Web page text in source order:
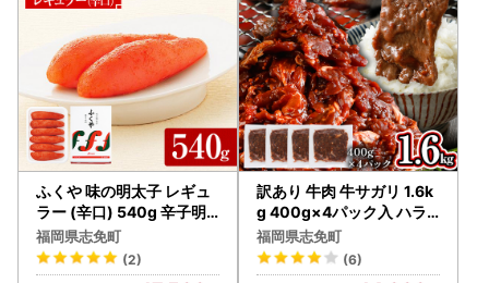
ふくや 味の明太子 レギュ
ラー (辛口) 540g 辛子明
太子
福岡県志免町
(2)
訳あり 牛肉 牛サガリ 1.6k
g 400g×4パック入 ハラ
ミ
福岡県志免町
(6)